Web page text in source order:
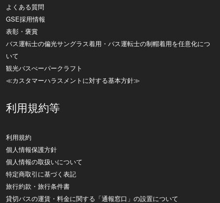
よくある質問
GSE採用情報
表彰・褒賞
バス運転士の偏光サングラス着用・バス運転士の制帽着用を任意化につ
いて
観光バスぺーパークラフト
≪カスタマーハラスメントに対する基本方針≫
利用規約等
利用規約
個人情報保護方針
個人情報の取扱いについて
特定商取引に基づく表記
旅行約款・旅行条件書
貸切バスの運賃・料金に関する「通報窓口」の設置について